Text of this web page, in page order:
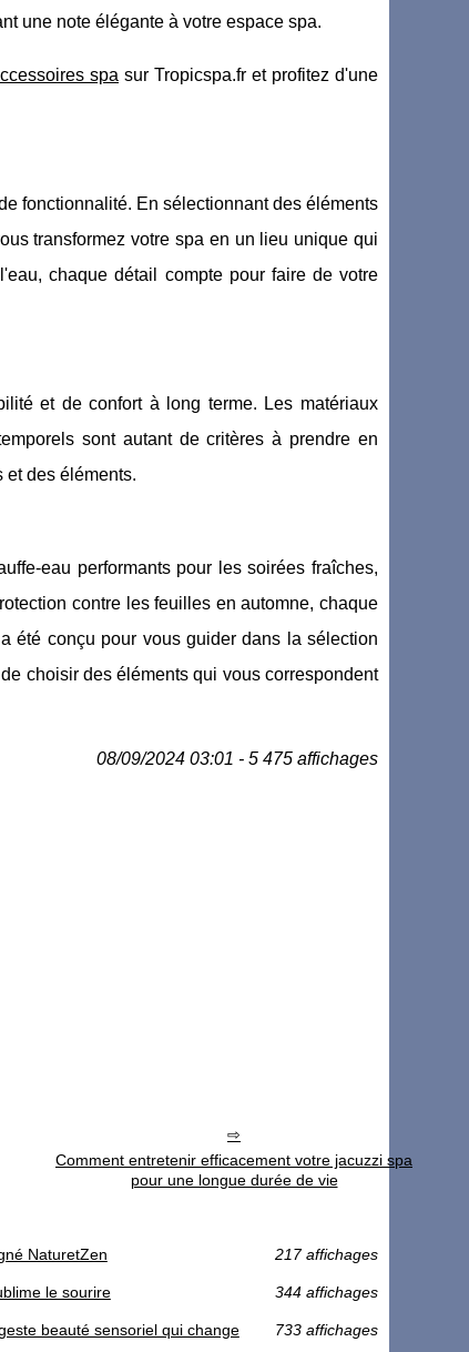
une note élégante à votre espace spa.
spa sur Tropicspa.fr et profitez d'une
fonctionnalité. En sélectionnant des éléments
transformez votre spa en un lieu unique qui
chaque détail compte pour faire de votre
et de confort à long terme. Les matériaux
sont autant de critères à prendre en
et des éléments.
eau performants pour les soirées fraîches,
contre les feuilles en automne, chaque
été conçu pour vous guider dans la sélection
choisir des éléments qui vous correspondent
08/09/2024 03:01 - 5 475 affichages
Comment entretenir efficacement votre jacuzzi spa
pour une longue durée de vie
NaturetZen 217 affichages
le sourire 344 affichages
beauté sensoriel qui change
733 affichages